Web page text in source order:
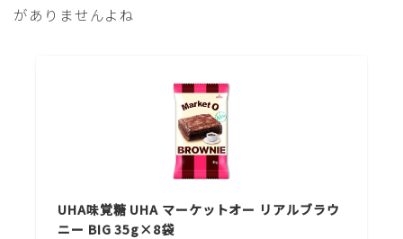
がありませんよね
UHA味覚糖 UHA マーケットオー リアルブラウ
ニー BIG 35g×8袋